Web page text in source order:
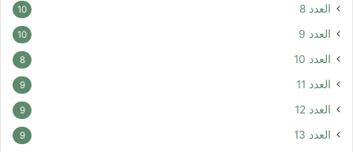
العدد 8 10
العدد 9 10
العدد 10 8
العدد 11 9
العدد 12 9
العدد 13 9